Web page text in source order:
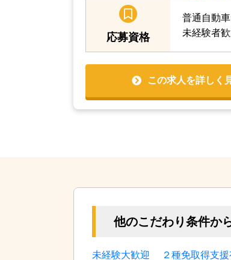
応募資格
普通自動
未経験者
この求人を詳しく
他のこだわり条件か
未経験大歓迎 ２種免取得支